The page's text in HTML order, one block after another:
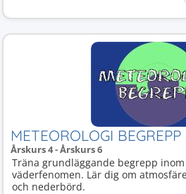
METEOROLOGI BEGREPP
Årskurs 4 - Årskurs 6
Träna grundläggande begrepp
väderfenomen. Lär dig om
och nederbörd.